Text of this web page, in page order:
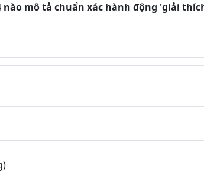
nào mô tả chuẩn xác hành động 'giải